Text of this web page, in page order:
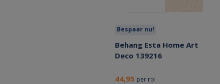
Bespaar nu!
Behang Esta Home Art
Deco 139216
44,95 per rol